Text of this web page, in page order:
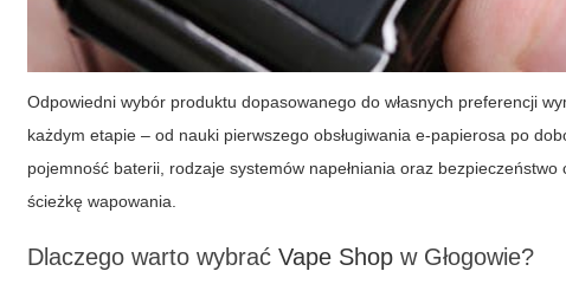
Odpowiedni wybór produktu dopasowanego do własnych preferencji
każdym etapie – od nauki pierwszego obsługiwania e-papierosa po
pojemność baterii, rodzaje systemów napełniania oraz
ścieżkę wapowania.
Dlaczego warto wybraćVape Shop w Głogowie?